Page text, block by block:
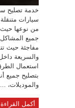
خدمة تصليح
سيارات
من نوعها
جميع
مفاجئة حيث
والسريعة
استعمال
بتصليح جميع
والموديلات، ...
أكمل